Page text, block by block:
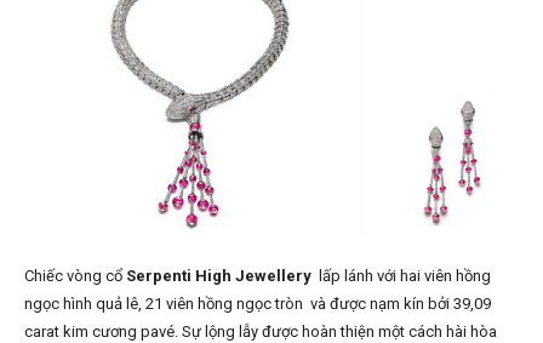
Chiếc vòng cổ Serpenti High Jewellery lấp lánh với hai viên hồng
ngọc hình quả lê, 21 viên hồng ngọc tròn và được nạm kín bởi 39,09
carat kim cương pavé. Sự lộng lẫy được hoàn thiện một cách hài hòa